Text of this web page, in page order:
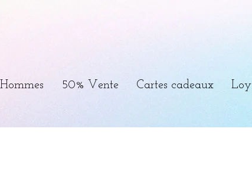
Hommes 50% Vente Cartes cadeaux